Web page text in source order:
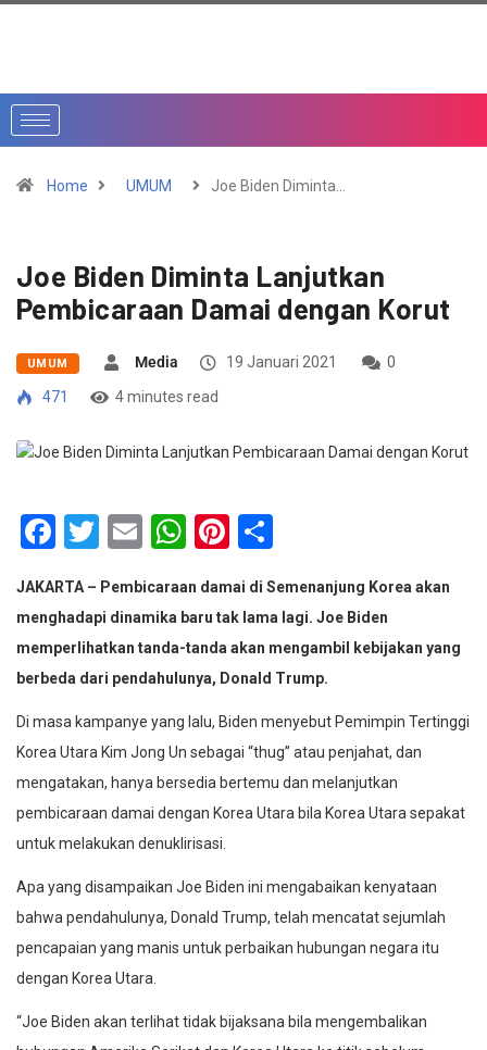
Home UMUM Joe Biden Diminta…
Joe Biden Diminta Lanjutkan
Pembicaraan Damai dengan Korut
UMUM Media 19 Januari 2021
0
471
4 minutes read
Facebook
Twitter
EmailWhatsApp
Pinterest
JAKARTA – Pembicaraan damai di Semenanjung Korea akan
menghadapi dinamika baru tak lama lagi. Joe Biden
memperlihatkan tanda-tanda akan mengambil kebijakan yang
berbeda dari pendahulunya, Donald Trump.
Di masa kampanye yang lalu, Biden menyebut Pemimpin Tertinggi
Korea Utara Kim Jong Un sebagai “thug” atau penjahat, dan
mengatakan, hanya bersedia bertemu dan melanjutkan
pembicaraan damai dengan Korea Utara bila Korea Utara sepakat
untuk melakukan denuklirisasi.
Apa yang disampaikan Joe Biden ini mengabaikan kenyataan
bahwa pendahulunya, Donald Trump, telah mencatat sejumlah
pencapaian yang manis untuk perbaikan hubungan negara itu
dengan Korea Utara.
“Joe Biden akan terlihat tidak bijaksana bila mengembalikan